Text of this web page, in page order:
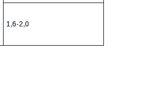
1,6-2,0